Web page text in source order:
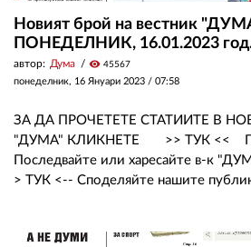
Новият брой на вестник
ПОНЕДЕЛНИК, 16.01.2023
автор: Дума visibility 45567
понеделник, 16 Януари 2023 / 07:58
ЗА ДА ПРОЧЕТЕТЕ СТАТИИТЕ В
"ДУМА" КЛИКНЕТЕ >> ТУК <<
Последвайте или харесайте в-к
> ТУК <-- Споделяйте нашите